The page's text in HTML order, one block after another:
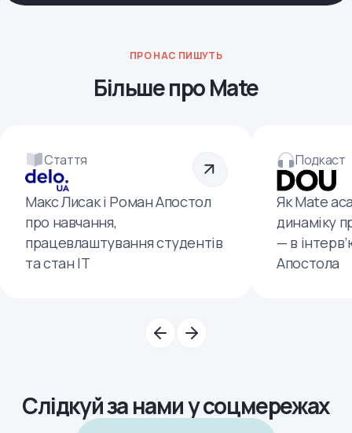
ПРО НАС ПИШУТЬ
Більше про Mate
Стаття
Макс Лисак і Роман Апостол
про навчання,
працевлаштування студентів
та стан ІТ
Подкаст
Як Mate
динаміку
— в
Апостола
Слідкуй за нами у соцмережах